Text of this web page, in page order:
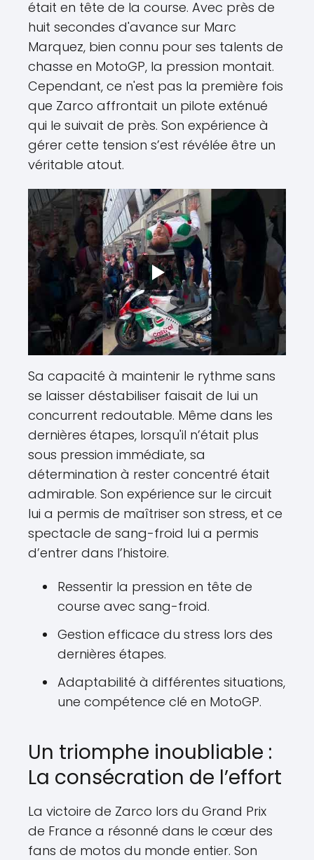
était en tête de la course. Avec près de
huit secondes d'avance sur Marc
Marquez, bien connu pour ses talents de
chasse en MotoGP, la pression montait.
Cependant, ce n'est pas la première fois
que Zarco affrontait un pilote exténué
qui le suivait de près. Son expérience à
gérer cette tension s’est révélée être un
véritable atout.
Sa capacité à maintenir le rythme sans
se laisser déstabiliser faisait de lui un
concurrent redoutable. Même dans les
dernières étapes, lorsqu'il n’était plus
sous pression immédiate, sa
détermination à rester concentré était
admirable. Son expérience sur le circuit
lui a permis de maîtriser son stress, et ce
spectacle de sang-froid lui a permis
d’entrer dans l’histoire.
Ressentir la pression en tête de
course avec sang-froid.
Gestion efficace du stress lors des
dernières étapes.
Adaptabilité à différentes situations,
une compétence clé en MotoGP.
Un triomphe inoubliable :
La consécration de l’effort
La victoire de Zarco lors du Grand Prix
de France a résonné dans le cœur des
fans de motos du monde entier. Son